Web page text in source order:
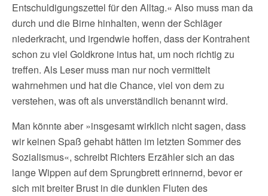
Entschuldigungszettel für den Alltag.« Also muss man da
durch und die Birne hinhalten, wenn der Schläger
niederkracht, und irgendwie hoffen, dass der Kontrahent
schon zu viel Goldkrone intus hat, um noch richtig zu
treffen. Als Leser muss man nur noch vermittelt
wahrnehmen und hat die Chance, viel von dem zu
verstehen, was oft als unverständlich benannt wird.
Man könnte aber »insgesamt wirklich nicht sagen, dass
wir keinen Spaß gehabt hätten im letzten Sommer des
Sozialismus«, schreibt Richters Erzähler sich an das
lange Wippen auf dem Sprungbrett erinnernd, bevor er
sich mit breiter Brust in die dunklen Fluten des